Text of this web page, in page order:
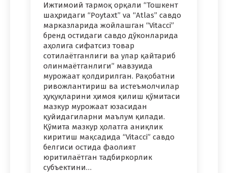
Ижтимоий тармоқ орқали “Тошкент
шаҳридаги “Poytaxt” va “Atlas” савдо
марказларида жойлашган “Vitacci”
бренд остидаги савдо дўконларида
аҳолига сифатсиз товар
сотилаётганлиги ва улар қайтариб
олинмаётганлиги” мавзуида
мурожаат қолдирилган. Рақобатни
ривожлантириш ва истеъмолчилар
ҳуқуқларини ҳимоя қилиш қўмитаси
мазкур мурожаат юзасидан
қуйидагиларни маълум қилади.
Қўмита мазкур ҳолатга аниқлик
киритиш мақсадида “Vitacci” савдо
белгиси остида фаолият
юритилаётган тадбиркорлик
субъектини…